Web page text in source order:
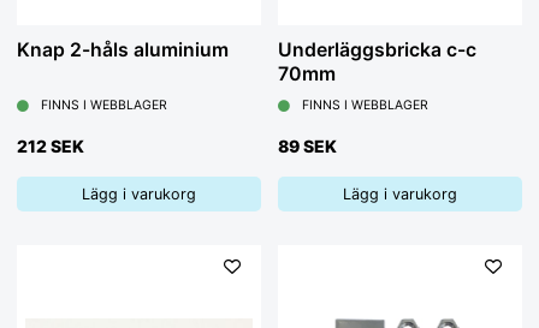
Knap 2-håls aluminium
FINNS I WEBBLAGER
212 SEK
Lägg i varukorg
Underläggsbricka c-c
70mm
FINNS I WEBBLAGER
89 SEK
Lägg i varukorg